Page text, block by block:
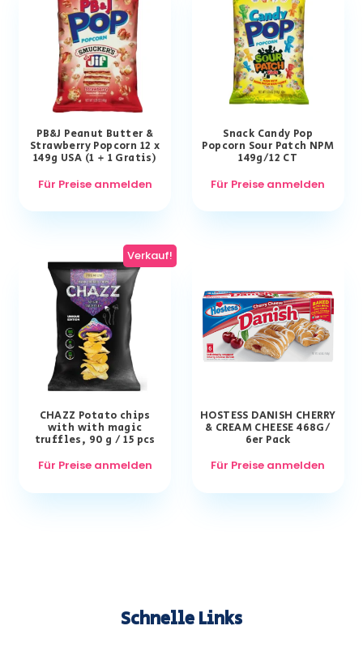
PB&J Peanut Butter &
Strawberry Popcorn 12 x
149g USA (1 + 1 Gratis)
Für Preise anmelden
Snack Candy Pop
Popcorn Sour Patch NPM
149g/12 CT
Für Preise anmelden
Verkauf!
CHAZZ Potato chips
with with magic
truffles, 90 g / 15 pcs
Für Preise anmelden
HOSTESS DANISH CHERRY
& CREAM CHEESE 468G/
6er Pack
Für Preise anmelden
Schnelle Links